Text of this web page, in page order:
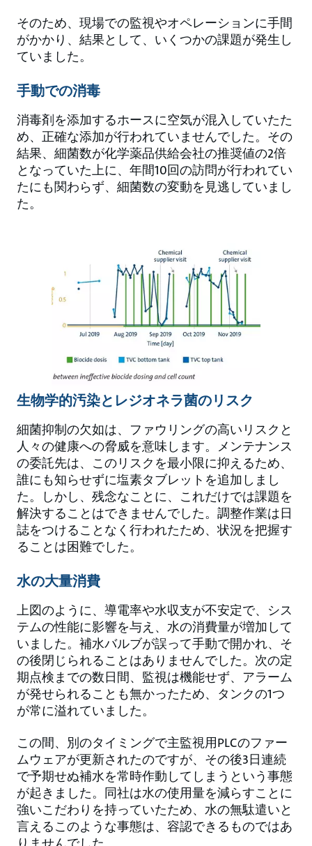
そのため、現場での監視やオペレーションに手間
がかかり、結果として、いくつかの課題が発生し
ていました。
手動での消毒
消毒剤を添加するホースに空気が混入していたた
め、正確な添加が行われていませんでした。その
結果、細菌数が化学薬品供給会社の推奨値の2倍
となっていた上に、年間10回の訪問が行われてい
たにも関わらず、細菌数の変動を見逃していまし
た。
生物学的汚染とレジオネラ菌のリスク
細菌抑制の欠如は、ファウリングの高いリスクと
人々の健康への脅威を意味します。メンテナンス
の委託先は、このリスクを最小限に抑えるため、
誰にも知らせずに塩素タブレットを追加しまし
た。しかし、残念なことに、これだけでは課題を
解決することはできませんでした。調整作業は日
誌をつけることなく行われたため、状況を把握す
ることは困難でした。
水の大量消費
上図のように、導電率や水収支が不安定で、シス
テムの性能に影響を与え、水の消費量が増加して
いました。補水バルブが誤って手動で開かれ、そ
の後閉じられることはありませんでした。次の定
期点検までの数日間、監視は機能せず、アラーム
が発せられることも無かったため、タンクの1つ
が常に溢れていました。
この間、別のタイミングで主監視用PLCのファー
ムウェアが更新されたのですが、その後3日連続
で予期せぬ補水を常時作動してしまうという事態
が起きました。同社は水の使用量を減らすことに
強いこだわりを持っていたため、水の無駄遣いと
言えるこのような事態は、容認できるものではあ